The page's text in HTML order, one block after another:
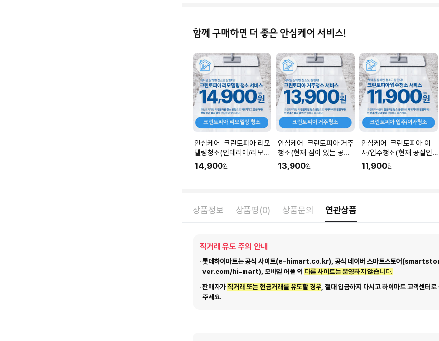
함께 구매하면 더 좋은 안심케어 서비스!
안심케어 크린토피아 리모
델링청소(인테리어/리모델
링 공사 직후) I 공간 평수
에 맞춰 수량을 입력해주세
14,900원
안심케어 크린토피아 거주
청소(현재 짐이 있는 공간
청소) I 공간 평수에 맞춰
수량을 입력해주세요.
13,900원
안심케어 크린토피아 이
사/입주청소(현재 공실인
공간청소) I 공간 평수에 맞
춰 수량을 입력해주세요.
11,900원
상품정보 상품평(0) 상품문의 연관상품
직거래 유도 주의 안내
롯데하이마트는 공식 사이트(e-himart.co.kr), 공식 네이버 스마트스토어
ver.com/hi-mart), 모바일 어플 외 다른 사이트는 운영하지 않습니다.
판매자가직거래 또는 현금거래를 유도할 경우 , 절대 입금하지 마시고하이마트 고객센터로
주세요.